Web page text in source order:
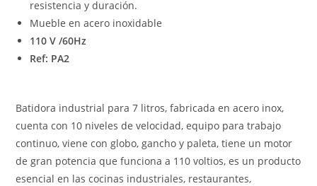
resistencia y duración.
Mueble en acero inoxidable
110 V /60Hz
Ref: PA2
Batidora industrial para 7 litros, fabricada en acero inox,
cuenta con 10 niveles de velocidad, equipo para trabajo
continuo, viene con globo, gancho y paleta, tiene un motor
de gran potencia que funciona a 110 voltios, es un producto
esencial en las cocinas industriales, restaurantes,